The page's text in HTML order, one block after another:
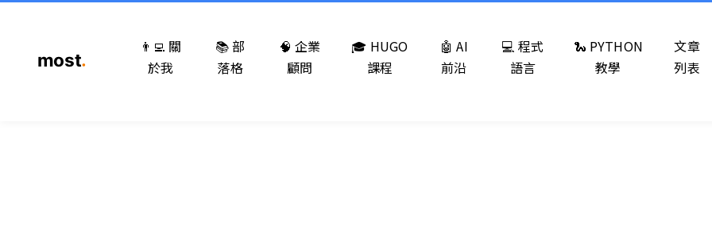
👨‍💻 關
於我
📚 部
落格
🧠 企業
顧問
🎓 HUGO
課程
🤖 AI
前沿
💻 程式
語言
🐍 PYTHON
教學
文章
列表